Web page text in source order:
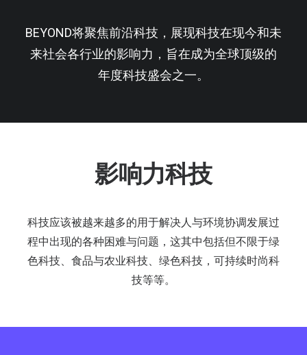
BEYOND将聚焦前沿科技，展现科技在现今和未
来社会各行业的影响力，旨在成为全球顶级的
年度科技盛会之一。
影响力科技
科技应该被越来越多的用于解决人与环境协调发展过
程中出现的各种困难与问题，这其中包括但不限于绿
色科技、食品与农业科技、绿色科技，可持续时尚科
技等等。